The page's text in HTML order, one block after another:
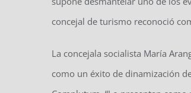
concejal de turismo reconoció
La concejala socialista María
como un éxito de dinamización